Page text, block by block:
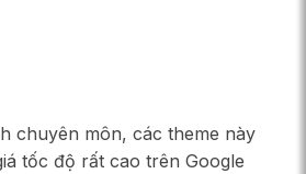
chuyên môn, các theme này
tốc độ rất cao trên Google